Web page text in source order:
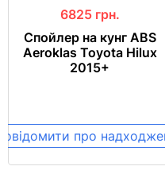
6825 грн.
Спойлер на кунг ABS
Aeroklas Toyota Hilux
2015+
про